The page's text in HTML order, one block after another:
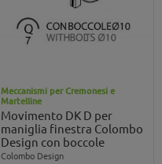
Meccanismi per Cremonesi e
Martelline
Movimento DK D per
maniglia finestra Colombo
Design con boccole
Colombo Design